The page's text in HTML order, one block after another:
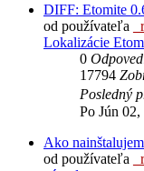
DIFF: Etomite
od používateľa
Lokalizácie
0
17794
Posledný
Po Jún
Ako
od používateľa